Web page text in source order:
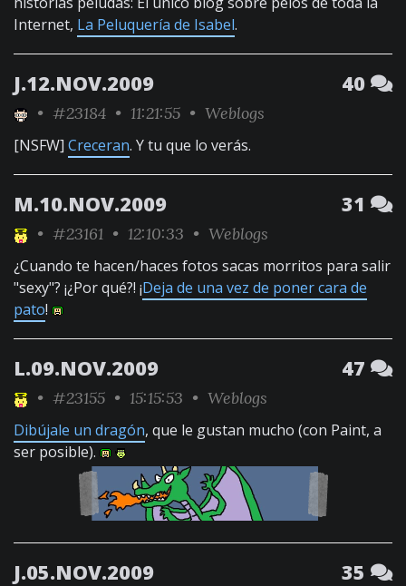
Internet, La Peluquería de Isabel.
J.12.NOV.2009 40
• #23184 • 11:21:55 • Weblogs
[NSFW] Creceran. Y tu que lo verás.
M.10.NOV.2009 31
• #23161 • 12:10:33 • Weblogs
¿Cuando te hacen/haces fotos sacas morritos para salir
"sexy"? ¡¿Por qué?! ¡Deja de una vez de poner cara de
pato!
L.09.NOV.2009 47
• #23155 • 15:15:53 • Weblogs
Dibújale un dragón, que le gustan mucho (con Paint, a
ser posible).
J.05.NOV.2009 35